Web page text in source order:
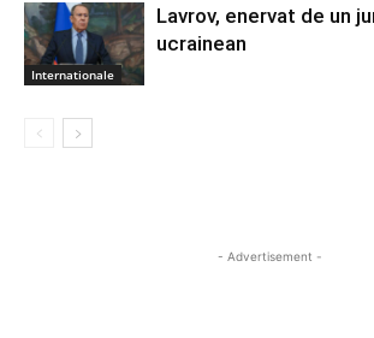
Internationale
Lavrov, enervat de un
ucrainean
- Advertisement -